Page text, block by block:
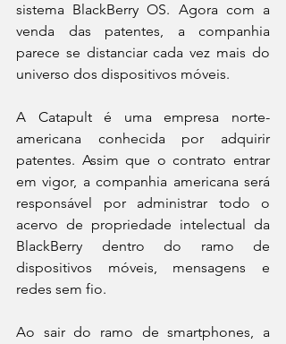
sistema BlackBerry OS. Agora com a
venda das patentes, a companhia
parece se distanciar cada vez mais do
universo dos dispositivos móveis.
A Catapult é uma empresa norte-
americana conhecida por adquirir
patentes. Assim que o contrato entrar
em vigor, a companhia americana será
responsável por administrar todo o
acervo de propriedade intelectual da
BlackBerry dentro do ramo de
dispositivos móveis, mensagens e
redes sem fio.
Ao sair do ramo de smartphones, a